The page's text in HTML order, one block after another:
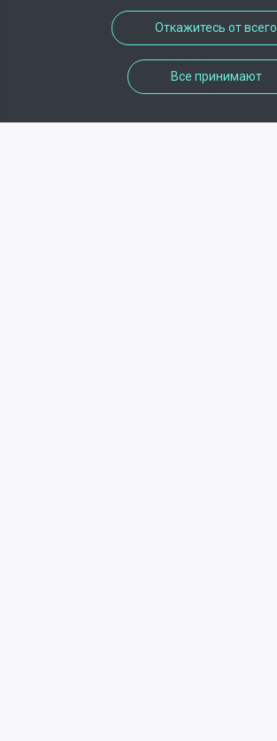
адрес
France
Откажитесь от всего
Все принимают